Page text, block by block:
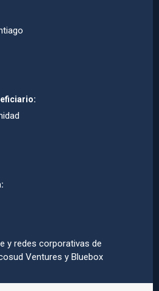
y redes corporativas de
Ventures y Bluebox